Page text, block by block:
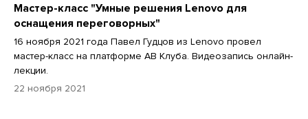
Мастер-класс "Умные решения Lenovo для
оснащения переговорных"
16 ноября 2021 года Павел Гудцов из Lenovo провел
мастер-класс на платформе АВ Клуба. Видеозапись онлайн-
лекции.
22 ноября 2021